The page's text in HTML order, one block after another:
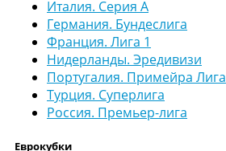
Италия. Серия А
Германия. Бундеслига
Франция. Лига 1
Нидерланды. Эредивизи
Португалия. Примейра Лига
Турция. Суперлига
Россия. Премьер-лига
Еврокубки